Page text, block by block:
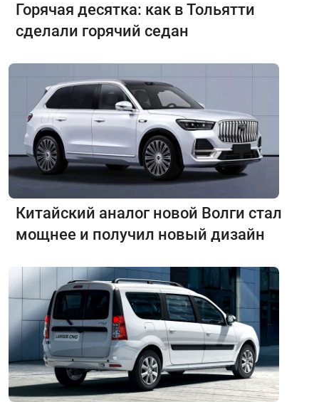
Горячая десятка: как в Тольятти
сделали горячий седан
Китайский аналог новой Волги стал
мощнее и получил новый дизайн